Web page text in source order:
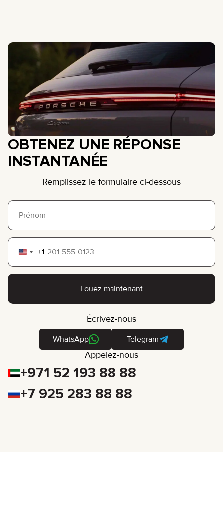
OBTENEZ UNE RÉPONSE
INSTANTANÉE
Remplissez le formulaire ci-dessous
United
States
+1
Louez maintenant
Écrivez-nous
WhatsApp Telegram
Appelez-nous
+971 52 193 88 88
+7 925 283 88 88